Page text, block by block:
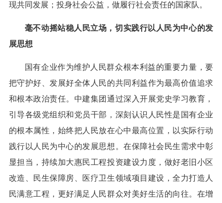
现共同发展；投身社会公益，做履行社会责任的国家队。
毫不动摇站稳人民立场，切实践行以人民为中心的发
展思想
国有企业作为维护人民群众根本利益的重要力量，要
把守护好、发展好全体人民的共同利益作为最高价值追求
和根本政治责任。中建集团通过深入开展党史学习教育，
引导各级党组织和党员干部，深刻认识人民性是国有企业
的根本属性，始终把人民放在心中最高位置，以实际行动
践行以人民为中心的发展思想。在保障社会民生需求中彰
显担当，持续加大惠民工程投资建设力度，做好老旧小区
改造、民生保障房、医疗卫生领域项目建设，全力打造人
民满意工程，更好满足人民群众对美好生活的向往。在增